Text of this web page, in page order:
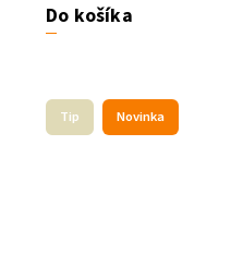
Do košíka
Tip Novinka